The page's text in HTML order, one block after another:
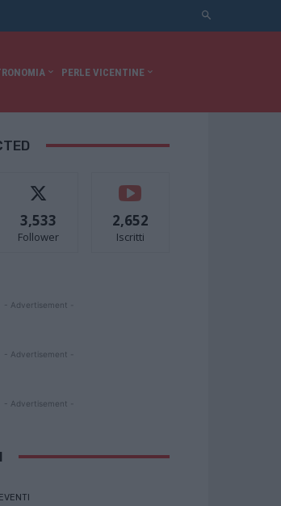
PERLE VICENTINE
3,533
Follower
2,652
Iscritti
- Advertisement -
- Advertisement -
- Advertisement -
EVENTI